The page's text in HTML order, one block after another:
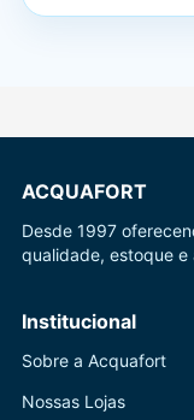
ACQUAFORT
Desde 1997
qualidade, estoque
Institucional
Sobre a Acquafort
Nossas Lojas